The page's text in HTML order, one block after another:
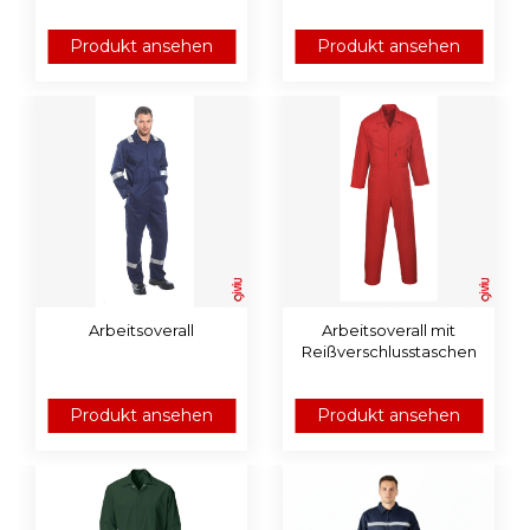
Produkt ansehen Produkt ansehen
Arbeitsoverall
Produkt ansehen
Arbeitsoverall mit
Reißverschlusstaschen
Produkt ansehen